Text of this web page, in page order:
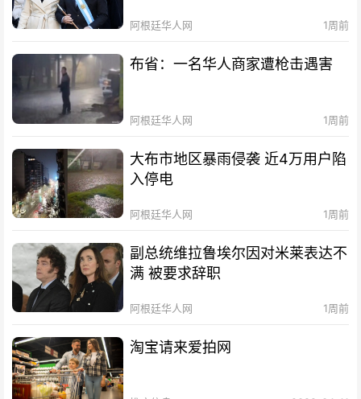
阿根廷华人网 1周前
布省：一名华人商家遭枪击遇害
阿根廷华人网 1周前
大布市地区暴雨侵袭 近4万用户陷
入停电
阿根廷华人网 1周前
副总统维拉鲁埃尔因对米莱表达不
满 被要求辞职
阿根廷华人网 1周前
淘宝请来爱拍网